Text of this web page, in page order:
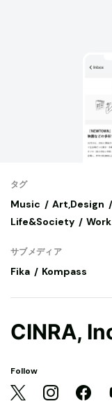
タグ
Music Art,Design
Life&Society
Work
サブメディア
Fika Kompass
CINRA,
Follow